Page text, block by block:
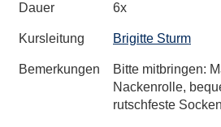
Dauer 6x
Kursleitung Brigitte Sturm
Bemerkungen
Bitte mitbringen:
Nackenrolle,
rutschfeste Socken